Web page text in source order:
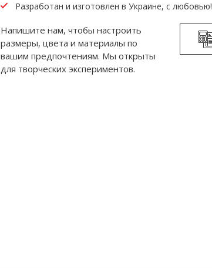
Разработан и изготовлен в Украине, с любовью!
Напишите нам, чтобы настроить
размеры, цвета и материалы по
вашим предпочтениям. Мы открыты
для творческих экспериментов.